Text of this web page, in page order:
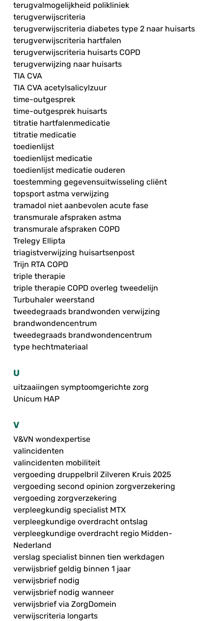
terugvalmogelijkheid polikliniek
terugverwijscriteria
terugverwijscriteria diabetes type 2 naar huisarts
terugverwijscriteria hartfalen
terugverwijscriteria huisarts COPD
terugverwijzing naar huisarts
TIA CVA
TIA CVA acetylsalicylzuur
time-outgesprek
time-outgesprek huisarts
titratie hartfalenmedicatie
titratie medicatie
toedienlijst
toedienlijst medicatie
toedienlijst medicatie ouderen
toestemming gegevensuitwisseling cliënt
topsport astma verwijzing
tramadol niet aanbevolen acute fase
transmurale afspraken astma
transmurale afspraken COPD
Trelegy Ellipta
triagistverwijzing huisartsenpost
Trijn RTA COPD
triple therapie
triple therapie COPD overleg tweedelijn
Turbuhaler weerstand
tweedegraads brandwonden verwijzing
brandwondencentrum
tweedegraads brandwondencentrum
type hechtmateriaal
U
uitzaaiingen symptoomgerichte zorg
Unicum HAP
V
V&VN wondexpertise
valincidenten
valincidenten mobiliteit
vergoeding druppelbril Zilveren Kruis 2025
vergoeding second opinion zorgverzekering
vergoeding zorgverzekering
verpleegkundig specialist MTX
verpleegkundige overdracht ontslag
verpleegkundige overdracht regio Midden-
Nederland
verslag specialist binnen tien werkdagen
verwijsbrief geldig binnen 1 jaar
verwijsbrief nodig
verwijsbrief nodig wanneer
verwijsbrief via ZorgDomein
verwijscriteria longarts